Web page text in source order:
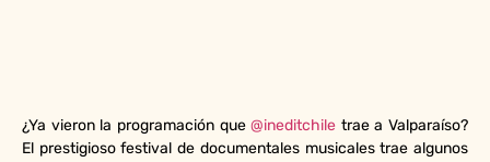
¿Ya vieron la programación que@ineditchile trae a Valparaíso?
El prestigioso festival de documentales musicales trae algunos